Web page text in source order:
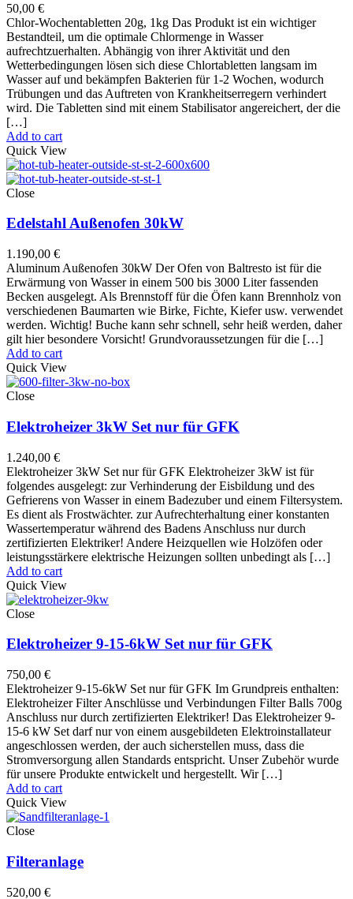
50,00 €
Chlor-Wochentabletten 20g, 1kg Das Produkt ist ein wichtiger
Bestandteil, um die optimale Chlormenge in Wasser
aufrechtzuerhalten. Abhängig von ihrer Aktivität und den
Wetterbedingungen lösen sich diese Chlortabletten langsam im
Wasser auf und bekämpfen Bakterien für 1-2 Wochen, wodurch
Trübungen und das Auftreten von Krankheitserregern verhindert
wird. Die Tabletten sind mit einem Stabilisator angereichert, der die
[…]
Add to cart
Quick View
Close
Edelstahl Außenofen 30kW
1.190,00 €
Aluminum Außenofen 30kW Der Ofen von Baltresto ist für die
Erwärmung von Wasser in einem 500 bis 3000 Liter fassenden
Becken ausgelegt. Als Brennstoff für die Öfen kann Brennholz von
verschiedenen Baumarten wie Birke, Fichte, Kiefer usw. verwendet
werden. Wichtig! Buche kann sehr schnell, sehr heiß werden, daher
gilt hier besondere Vorsicht! Grundvoraussetzungen für die […]
Add to cart
Quick View
Close
Elektroheizer 3kW Set nur für GFK
1.240,00 €
Elektroheizer 3kW Set nur für GFK Elektroheizer 3kW ist für
folgendes ausgelegt: zur Verhinderung der Eisbildung und des
Gefrierens von Wasser in einem Badezuber und einem Filtersystem.
Es dient als Frostwächter. zur Aufrechterhaltung einer konstanten
Wassertemperatur während des Badens Anschluss nur durch
zertifizierten Elektriker! Andere Heizquellen wie Holzöfen oder
leistungsstärkere elektrische Heizungen sollten unbedingt als […]
Add to cart
Quick View
Close
Elektroheizer 9-15-6kW Set nur für GFK
750,00 €
Elektroheizer 9-15-6kW Set nur für GFK Im Grundpreis enthalten:
Elektroheizer Filter Anschlüsse und Verbindungen Filter Balls 700g
Anschluss nur durch zertifizierten Elektriker! Das Elektroheizer 9-
15-6 kW Set darf nur von einem ausgebildeten Elektroinstallateur
angeschlossen werden, der auch sicherstellen muss, dass die
Stromversorgung allen Standards entspricht. Unser Zubehör wurde
für unsere Produkte entwickelt und hergestellt. Wir […]
Add to cart
Quick View
Close
Filteranlage
520,00 €